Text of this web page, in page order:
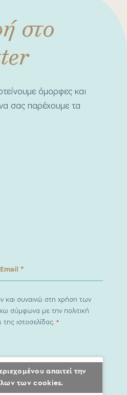
στο
όμορφες και
να σας παρέχουμε τα
και συναινώ στη χρήση των
σύμφωνα με την πολιτική
ιστοσελίδας.*
απαιτεί την
των cookies.